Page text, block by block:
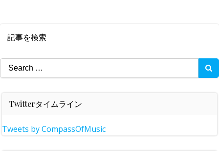
記事を検索
Search
for:
Twitterタイムライン
Tweets by CompassOfMusic